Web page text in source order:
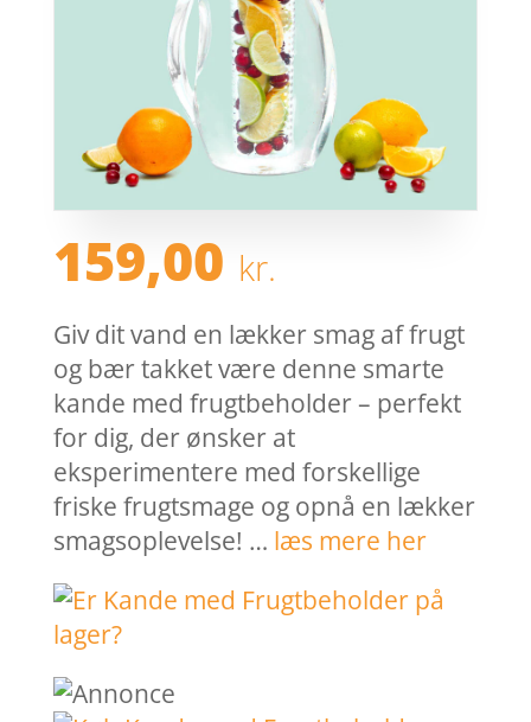
159,00 kr.
Giv dit vand en lækker smag af frugt
og bær takket være denne smarte
kande med frugtbeholder – perfekt
for dig, der ønsker at
eksperimentere med forskellige
friske frugtsmage og opnå en lækker
smagsoplevelse! … læs mere her